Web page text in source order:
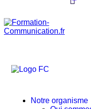
Notre organisme